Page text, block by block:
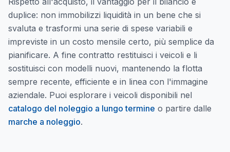
duplice: non immobilizzi liquidità in un bene che si
svaluta e trasformi una serie di spese variabili e
impreviste in un costo mensile certo, più semplice da
pianificare. A fine contratto restituisci i veicoli e li
sostituisci con modelli nuovi, mantenendo la flotta
sempre recente, efficiente e in linea con l'immagine
aziendale. Puoi esplorare i veicoli disponibili nel
catalogo del noleggio a lungo termine o partire dalle
marche a noleggio.